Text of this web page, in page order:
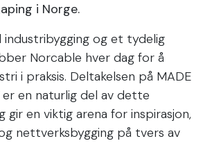
i Norge.
og et tydelig
Norcable hver dag for å
i praksis. Deltakelsen på MADE
er en naturlig del av dette
gir en viktig arena for inspirasjon,
nettverksbygging på tvers av